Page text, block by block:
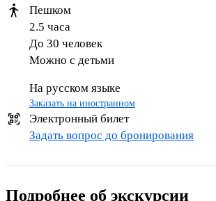
Пешком
2.5 часа
До 30 человек
Можно с детьми
На русском языке
Заказать на иностранном
Электронный билет
Задать вопрос до бронирования
Подробнее об экскурсии